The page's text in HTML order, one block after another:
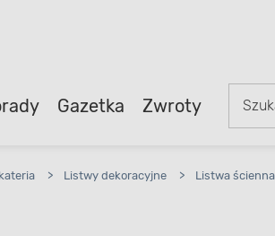
Gazetka Zwroty
> Listwy dekoracyjne > Listwa